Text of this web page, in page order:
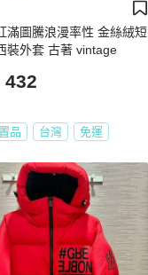
滿圖騰浪漫率性 金絲絨短
裝外套 古著 vintage
432
品 台灣 免運